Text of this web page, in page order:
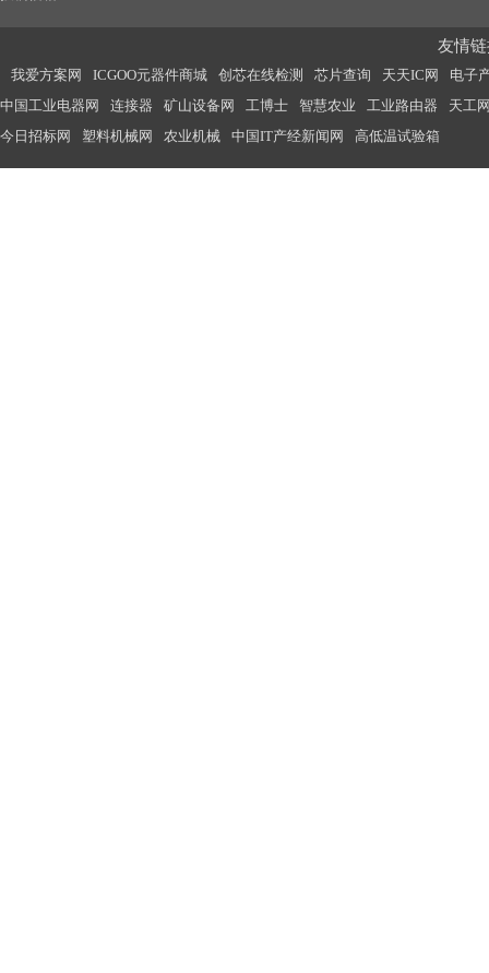
友情
我爱方案网 ICGOO元器件商城 创芯在线检测 芯片查询 天天IC网
电子
中国工业电器网
连接器 矿山设备网 工博士 智慧农业 工业路由器
天工
今日招标网
塑料机械网 农业机械 中国IT产经新闻网 高低温试验箱